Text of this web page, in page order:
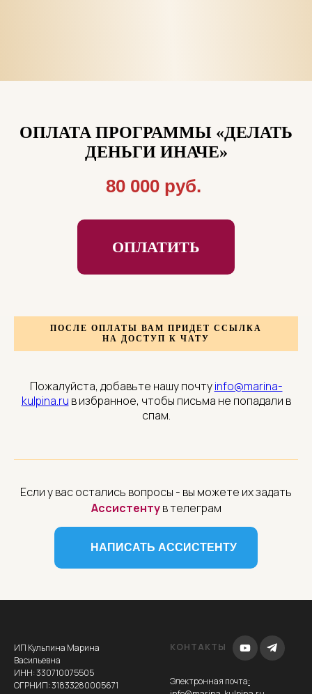
ОПЛАТА ПРОГРАММЫ «ДЕЛАТЬ
ДЕНЬГИ ИНАЧЕ»
80 000 руб.
ОПЛАТИТЬ
ПОСЛЕ ОПЛАТЫ ВАМ ПРИДЕТ ССЫЛКА
НА ДОСТУП К ЧАТУ
Пожалуйста, добавьте нашу почтуinfo@marina-
kulpina.ru в избранное, чтобы письма не попадали в
спам.
Если у вас остались вопросы - вы можете их задать
Ассистентув телеграм
НАПИСАТЬ АССИСТЕНТУ
ИП Кульпина Марина
Васильевна
ИНН: 330710075505
ОГРНИП: 31833280005671
КОНТАКТЫ
Электронная почта: